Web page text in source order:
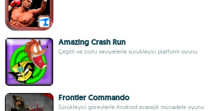
Amazing Crash Run
Çeşitli ve zorlu seviyelerle sürükleyici platform oyunu
Frontier Commando
Sürükleyici görevlerle Android stratejik mücadele oyunu